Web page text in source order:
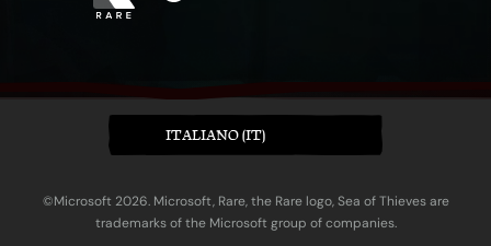
ITALIANO (IT)
©Microsoft 2026. Microsoft, Rare, the Rare logo, Sea of Thieves are
trademarks of the Microsoft group of companies.